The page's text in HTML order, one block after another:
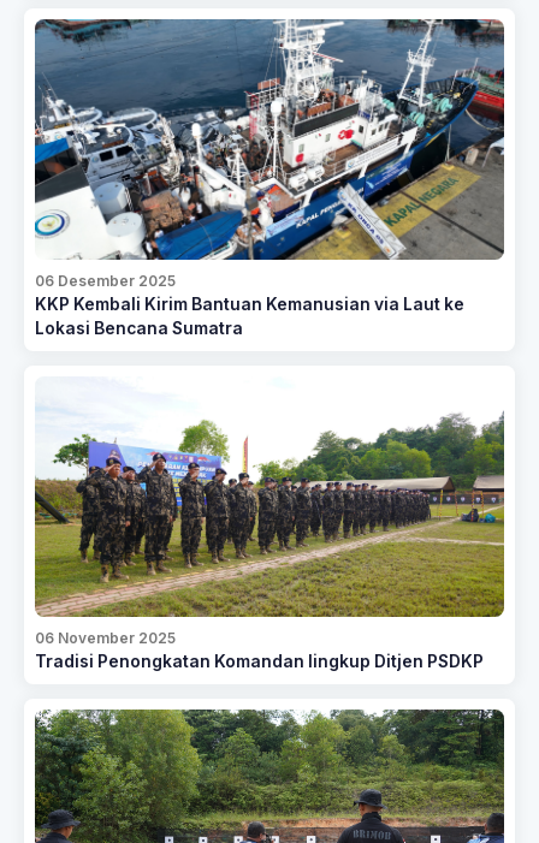
06 Desember 2025
KKP Kembali Kirim Bantuan Kemanusian via Laut ke
Lokasi Bencana Sumatra
06 November 2025
Tradisi Penongkatan Komandan lingkup Ditjen PSDKP